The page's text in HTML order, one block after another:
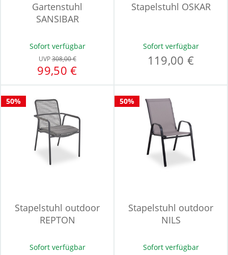
Gartenstuhl
SANSIBAR
Sofort verfügbar
UVP308,00 €
99,50 €
Stapelstuhl OSKAR
Sofort verfügbar
119,00 €
50%
Stapelstuhl outdoor
REPTON
Sofort verfügbar
50%
Stapelstuhl outdoor
NILS
Sofort verfügbar